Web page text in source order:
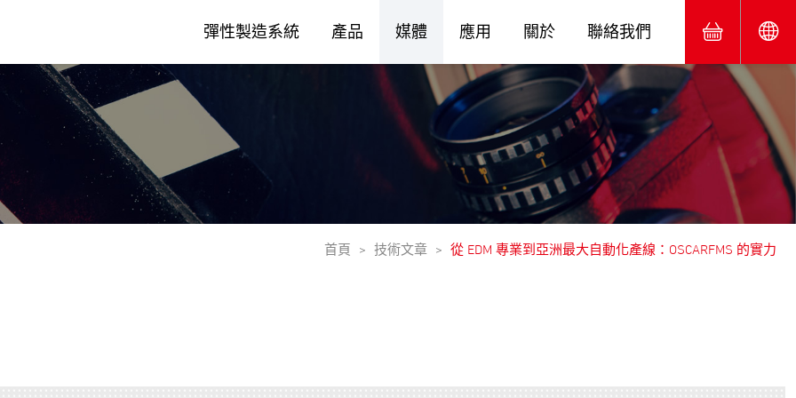
彈性製造系統 產品 媒體 應用 關於 聯絡我們
首頁 技術文章 從 EDM 專業到亞洲最大自動化產線：OSCARFMS 的實力